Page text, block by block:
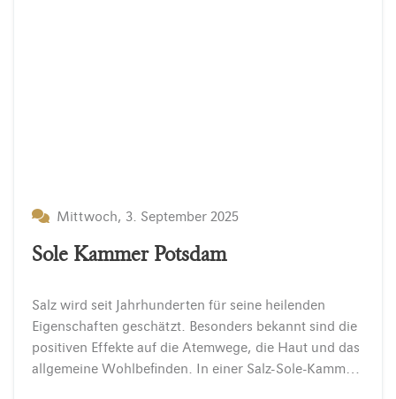
Mittwoch, 3. September 2025
Sole Kammer Potsdam
Salz wird seit Jahrhunderten für seine heilenden
Eigenschaften geschätzt. Besonders bekannt sind die
positiven Effekte auf die Atemwege, die Haut und das
allgemeine Wohlbefinden. In einer Salz-Sole-Kammer oder auch Salzgrotte genannt, wird die Luft mit feinen Salzpartikeln angereichert, die beim…